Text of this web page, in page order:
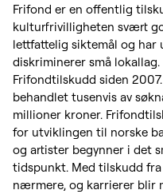
Frifond er en offentlig
kulturfrivilligheten svært
lettfattelig siktemål og
diskriminerer små
Frifondtilskudd siden
behandlet tusenvis av
millioner kroner.
for utviklingen til norske
og artister begynner i det
tidspunkt. Med tilskudd
nærmere, og karrierer blir